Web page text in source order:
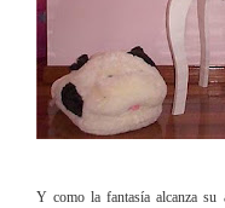
Y como la fantasía alcanza su